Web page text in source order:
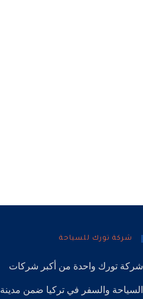
شركة تورك للسياحة
شركة تورك واحدة من أكبر شركات
السياحة والسفر في تركيا ضمن مدينة